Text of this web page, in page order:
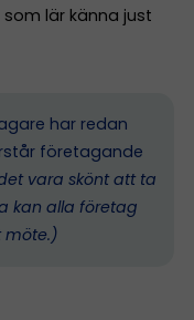
lär känna just
har redan
företagande
vara skönt att ta
kan alla företag
möte.)